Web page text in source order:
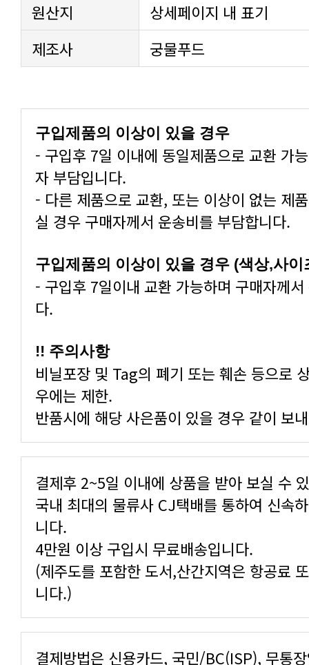
원산지
상세페이지 내 표기
제조사
궁물푸드
구입제품의 이상이 있을 경우
- 구입후 7일 이내에 동일제품으로 교환 가
자 부담입니다.
- 다른 제품으로 교환, 또는 이상이 없는 제
실 경우 구매자께서 운송비를 부담합니다.
구입제품의 이상이 있을 경우 (색상,사
- 구입후 7일이내 교환 가능하며 구매자께
다.
!! 주의사항
비닐포장 및 Tag의 폐기 또는 훼손 등으로
우에는 제한.
반품시에 해당 사은품이 있을 경우 같이 보
결제후 2~5일 이내에 상품을 받아 보실 수
국내 최대의 물류사 CJ택배를 통하여 신속
니다.
4만원 이상 구입시 무료배송입니다.
(제주도를 포함한 도서,산간지역은 항공료
니다.)
결제방법은 신용카드, 국민/BC(ISP), 무통